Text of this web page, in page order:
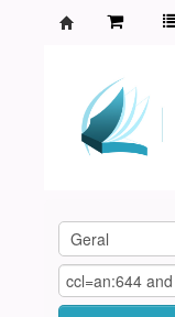
Agamenon